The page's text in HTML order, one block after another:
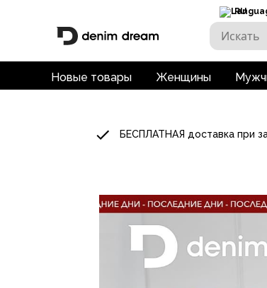
RU
Новые товары Женщины
БЕСПЛАТНАЯ доставка при